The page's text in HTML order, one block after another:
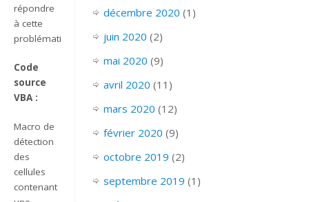
répondre
à cette
problématique.
Code
source
VBA :
Macro de
détection
des
cellules
contenant
décembre 2020 (1)
juin 2020 (2)
mai 2020 (9)
avril 2020 (11)
mars 2020 (12)
février 2020 (9)
octobre 2019 (2)
septembre 2019 (1)